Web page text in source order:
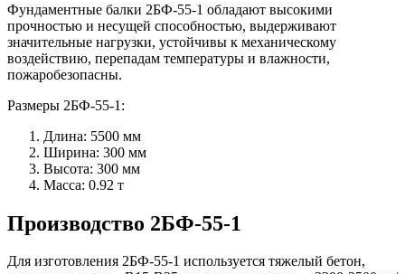
Фундаментные балки 2БФ-55-1 обладают высокими
прочностью и несущей способностью, выдерживают
значительные нагрузки, устойчивы к механическому
воздействию, перепадам температуры и влажности,
пожаробезопасны.
Размеры 2БФ-55-1:
Длина: 5500 мм
Ширина: 300 мм
Высота: 300 мм
Масса: 0.92 т
Производство 2БФ-55-1
Для изготовления 2БФ-55-1 используется тяжелый бетон,